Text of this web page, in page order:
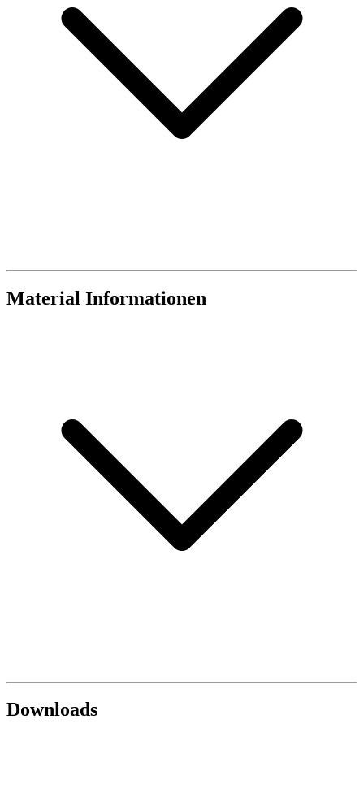
Material Informationen
Downloads